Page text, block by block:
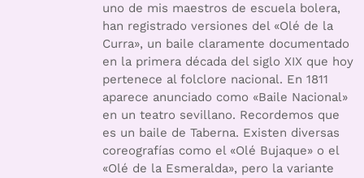
uno de mis maestros de escuela bolera,
han registrado versiones del «Olé de la
Curra», un baile claramente documentado
en la primera década del siglo XIX que hoy
pertenece al folclore nacional. En 1811
aparece anunciado como «Baile Nacional»
en un teatro sevillano. Recordemos que
es un baile de Taberna. Existen diversas
coreografías como el «Olé Bujaque» o el
«Olé de la Esmeralda», pero la variante